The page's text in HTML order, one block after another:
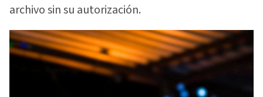
archivo sin su autorización.